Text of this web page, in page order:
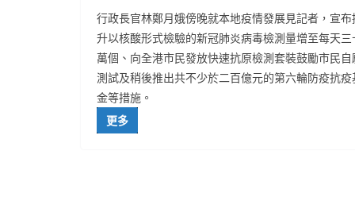
行政長官林鄭月娥傍晚就本地疫情發展見記者，宣布
升以核酸形式檢驗的新冠肺炎病毒檢測量增至每天三
萬個、向全港市民發放快速抗原檢測套裝鼓勵市民自
測試及稍後推出共不少於二百億元的第六輪防疫抗疫
金等措施。
更多